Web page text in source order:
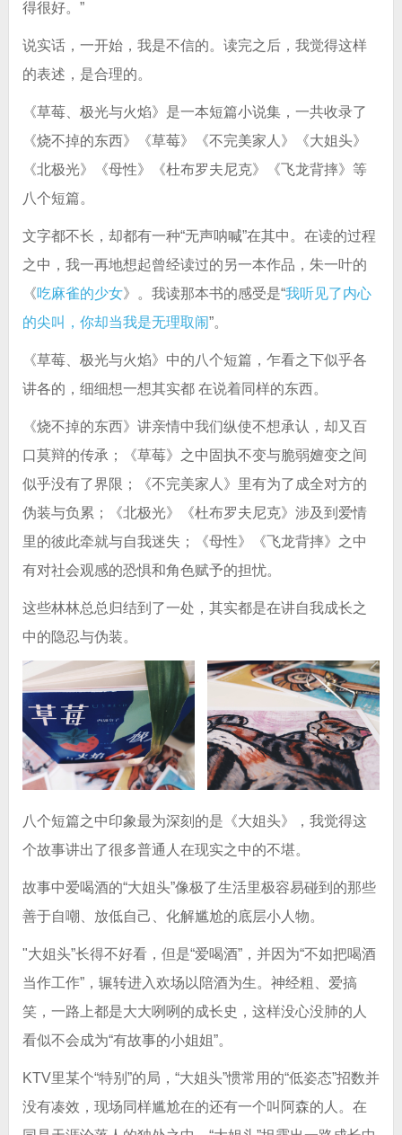
得很好。”
说实话，一开始，我是不信的。读完之后，我觉得这样
的表述，是合理的。
《草莓、极光与火焰》是一本短篇小说集，一共收录了
《烧不掉的东西》《草莓》《不完美家人》《大姐头》
《北极光》《母性》《杜布罗夫尼克》《飞龙背摔》等
八个短篇。
文字都不长，却都有一种“无声呐喊”在其中。在读的过程
之中，我一再地想起曾经读过的另一本作品，朱一叶的
《吃麻雀的少女》。我读那本书的感受是“我听见了内心
的尖叫，你却当我是无理取闹”。
《草莓、极光与火焰》中的八个短篇，乍看之下似乎各
讲各的，细细想一想其实都 在说着同样的东西。
《烧不掉的东西》讲亲情中我们纵使不想承认，却又百
口莫辩的传承；《草莓》之中固执不变与脆弱嬗变之间
似乎没有了界限；《不完美家人》里有为了成全对方的
伪装与负累；《北极光》《杜布罗夫尼克》涉及到爱情
里的彼此牵就与自我迷失；《母性》《飞龙背摔》之中
有对社会观感的恐惧和角色赋予的担忧。
这些林林总总归结到了一处，其实都是在讲自我成长之
中的隐忍与伪装。
八个短篇之中印象最为深刻的是《大姐头》，我觉得这
个故事讲出了很多普通人在现实之中的不堪。
故事中爱喝酒的“大姐头”像极了生活里极容易碰到的那些
善于自嘲、放低自己、化解尴尬的底层小人物。
"大姐头”长得不好看，但是“爱喝酒”，并因为“不如把喝酒
当作工作”，辗转进入欢场以陪酒为生。神经粗、爱搞
笑，一路上都是大大咧咧的成长史，这样没心没肺的人
看似不会成为“有故事的小姐姐”。
KTV里某个“特别”的局，“大姐头”惯常用的“低姿态”招数并
没有凑效，现场同样尴尬在的还有一个叫阿森的人。在